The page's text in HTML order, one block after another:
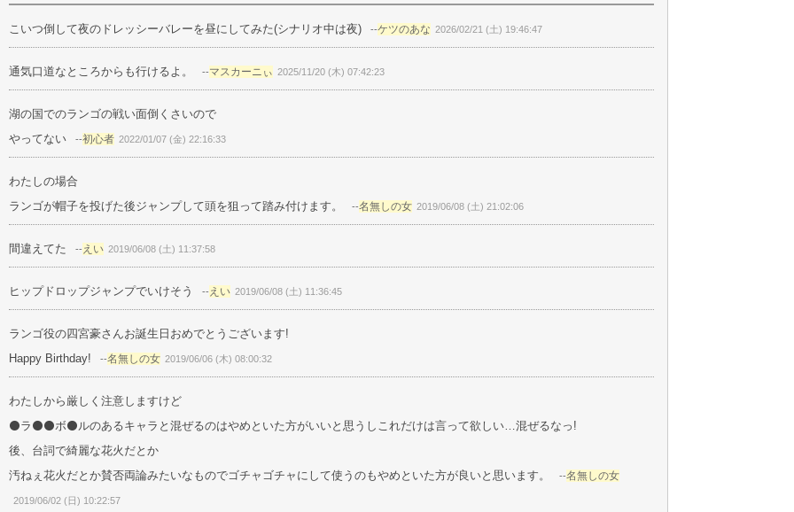
こいつ倒して夜のドレッシーバレーを昼にしてみた(シナリオ中は夜) --ケツのあな 2026/02/21 (土) 19:46:47
通気口道なところからも行けるよ。 --マスカーニぃ 2025/11/20 (木) 07:42:23
湖の国でのランゴの戦い面倒くさいので
やってない
--初心者 2022/01/07 (金) 22:16:33
わたしの場合
ランゴが帽子を投げた後ジャンプして頭を狙って踏み付けます。
--名無しの女 2019/06/08 (土) 21:02:06
間違えてた -- えい 2019/06/08 (土) 11:37:58
ヒップドロップジャンプでいけそう -- えい 2019/06/08 (土) 11:36:45
ランゴ役の四宮豪さんお誕生日おめでとうございます!
Happy Birthday!
--名無しの女 2019/06/06 (木) 08:00:32
わたしから厳しく注意しますけど
⚫️ラ⚫️⚫️ボ⚫️ルのあるキャラと混ぜるのはやめといた方がいいと思うしこれだけは言って欲しい…混ぜるなっ!
後、台詞で綺麗な花火だとか
汚ねぇ花火だとか賛否両論みたいなものでゴチャゴチャにして使うのもやめといた方が良いと思います。
--名無しの女
2019/06/02 (日) 10:22:57